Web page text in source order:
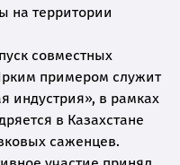
на территории
совместных
примером служит
индустрия», в рамках
в Казахстане
саженцев.